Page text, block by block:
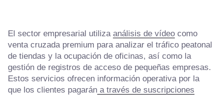
El sector empresarial utiliza análisis de vídeo como
venta cruzada premium para analizar el tráfico peatonal
de tiendas y la ocupación de oficinas, así como la
gestión de registros de acceso de pequeñas empresas.
Estos servicios ofrecen información operativa por la
que los clientes pagarán a través de suscripciones